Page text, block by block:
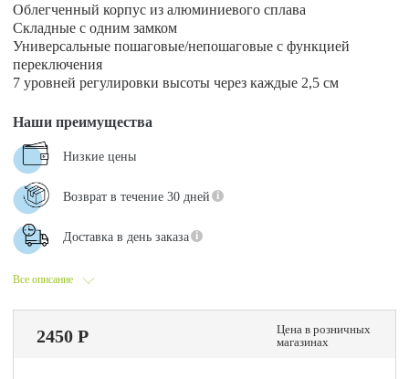
Облегченный корпус из алюминиевого сплава
Складные с одним замком
Универсальные пошаговые/непошаговые с функцией
переключения
7 уровней регулировки высоты через каждые 2,5 см
Все описание
Наши преимущества
Низкие цены
Возврат в течение 30 дней
Доставка в день заказа
2450 Р
Цена в розничных
магазинах